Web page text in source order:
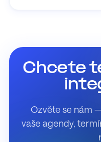
Chcete
Ozvěte se nám
vaše agendy,